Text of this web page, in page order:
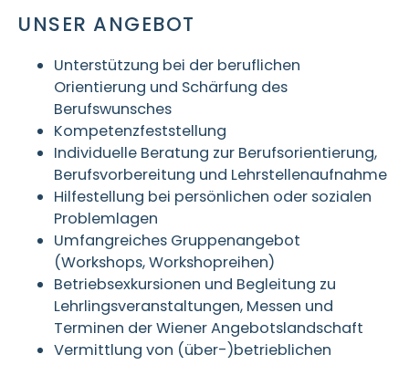
UNSER ANGEBOT
Unterstützung bei der beruflichen
Orientierung und Schärfung des
Berufswunsches
Kompetenzfeststellung
Individuelle Beratung zur Berufsorientierung,
Berufsvorbereitung und Lehrstellenaufnahme
Hilfestellung bei persönlichen oder sozialen
Problemlagen
Umfangreiches Gruppenangebot
(Workshops, Workshopreihen)
Betriebsexkursionen und Begleitung zu
Lehrlingsveranstaltungen, Messen und
Terminen der Wiener Angebotslandschaft
Vermittlung von (über-)betrieblichen